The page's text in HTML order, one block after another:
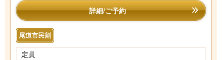
詳細/ご予約
尾道市民割
定員